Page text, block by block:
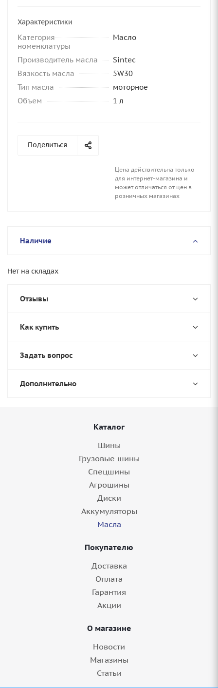
Характеристики
Категория
номенклатуры
Масло
Производитель масла
Sintec
Вязкость масла
5W30
Тип масла
моторное
Объем
1 л
Поделиться
Цена действительна только
для интернет-магазина и
может отличаться от цен в
розничных магазинах
Наличие
Нет на складах
Отзывы
Как купить
Задать вопрос
Дополнительно
Каталог
Шины
Грузовые шины
Спецшины
Агрошины
Диски
Аккумуляторы
Масла
Покупателю
Доставка
Оплата
Гарантия
Акции
О магазине
Новости
Магазины
Статьи